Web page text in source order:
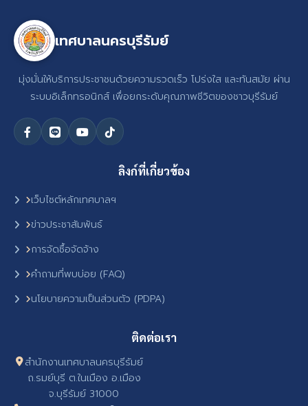
เทศบาลนครบุรีรัมย์
มุ่งมั่นให้บริการประชาชนด้วยความรวดเร็ว โปร่งใส และทันสมัย ผ่าน
ระบบอิเล็กทรอนิกส์ เพื่อยกระดับคุณภาพชีวิตของชาวบุรีรัมย์
ลิงก์ที่เกี่ยวข้อง
เว็บไซต์หลักเทศบาลฯ
ข่าวประชาสัมพันธ์
การจัดซื้อจัดจ้าง
คำถามที่พบบ่อย (FAQ)
นโยบายความเป็นส่วนตัว (PDPA)
ติดต่อเรา
สำนักงานเทศบาลนครบุรีรัมย์
ถ.รมย์บุรี ต.ในเมือง อ.เมือง
จ.บุรีรัมย์ 31000